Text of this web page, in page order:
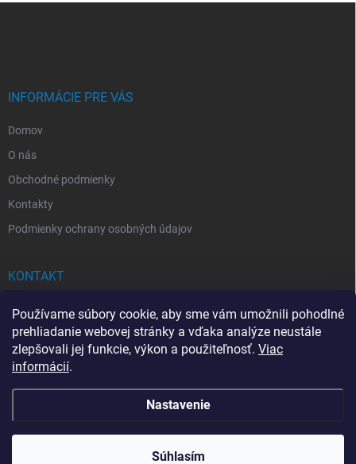
Používame súbory cookie, aby sme vám umožnili pohodlné
prehliadanie webovej stránky a vďaka analýze neustále
zlepšovali jej funkcie, výkon a použiteľnosť. Viac
informácií.
Nastavenie
Súhlasím
INFORMÁCIE PRE VÁS
Domov
O nás
Obchodné podmienky
Kontakty
Podmienky ochrany osobných údajov
KONTAKT
info@drogerkovo.sk
Copyright 2026Drogerkovo. Všetky práva vyhradené.Upraviť nastavenie
cookies